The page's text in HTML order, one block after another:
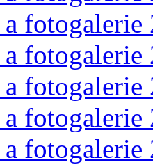
fotogalerie
fotogalerie
fotogalerie
fotogalerie
fotogalerie